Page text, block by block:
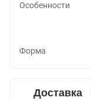
Особенности
Форма
Доставка